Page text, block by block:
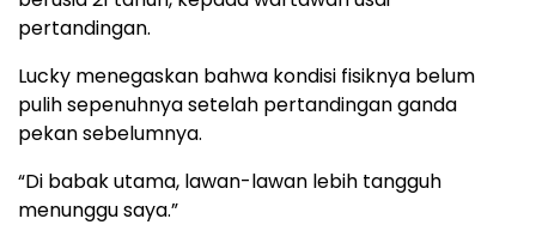
pertandingan.
Lucky menegaskan bahwa kondisi fisiknya belum
pulih sepenuhnya setelah pertandingan ganda
pekan sebelumnya.
“Di babak utama, lawan-lawan lebih tangguh
menunggu saya.”